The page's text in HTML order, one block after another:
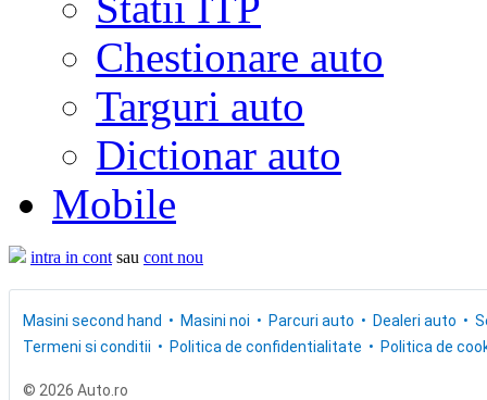
Chestionare auto
Targuri auto
Dictionar auto
Mobile
intra in cont sau cont nou
Masini second hand Masini noi Parcuri auto Dealeri auto
Termeni si conditii
Politica de confidentialitate Politica de
© 2026 Auto.ro